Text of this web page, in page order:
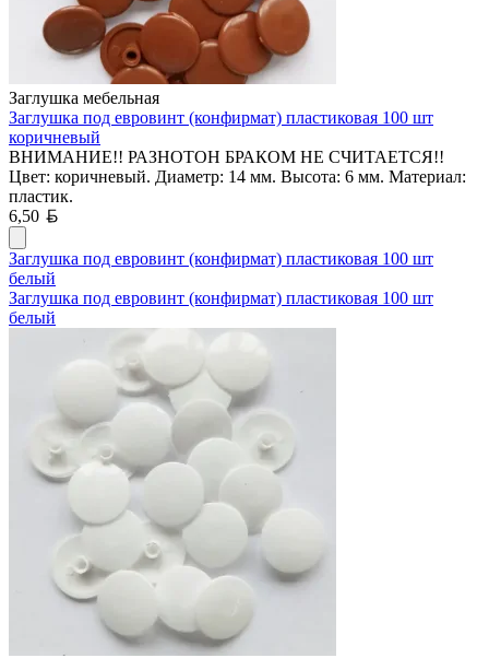
Заглушка мебельная
Заглушка под евровинт (конфирмат) пластиковая 100 шт
коричневый
ВНИМАНИЕ!! РАЗНОТОН БРАКОМ НЕ СЧИТАЕТСЯ!!
Цвет: коричневый. Диаметр: 14 мм. Высота: 6 мм. Материал:
пластик.
6,50
Заглушка под евровинт (конфирмат) пластиковая 100 шт
белый
Заглушка под евровинт (конфирмат) пластиковая 100 шт
белый